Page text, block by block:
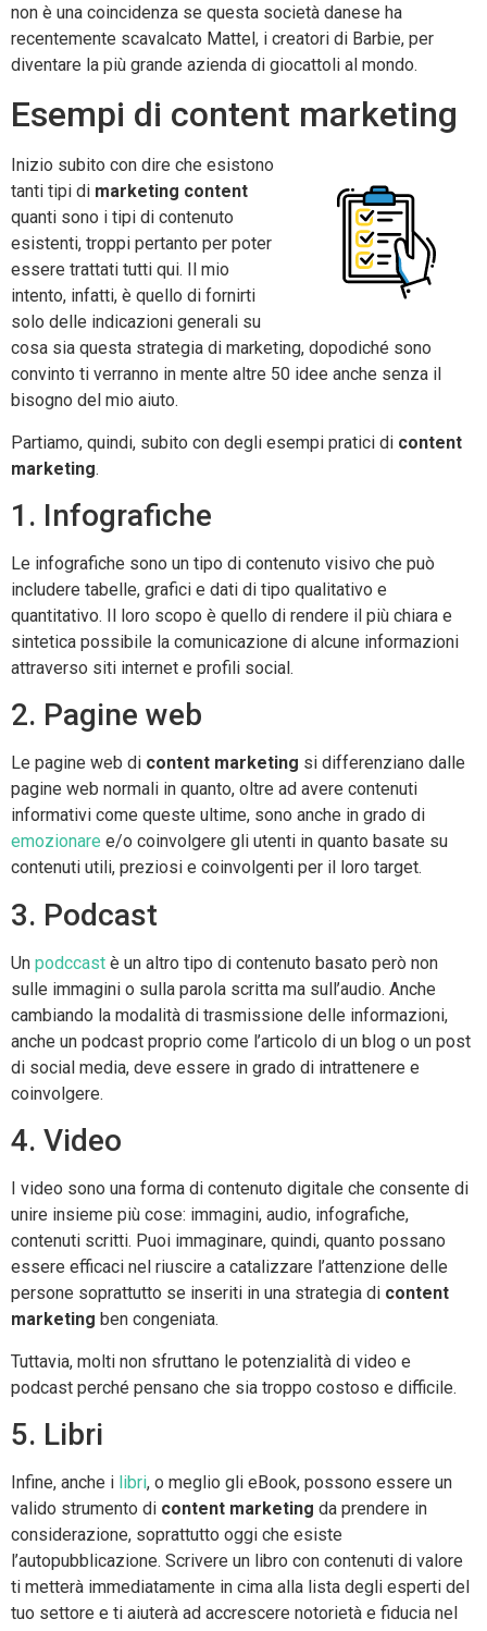
non è una coincidenza se questa società danese ha
recentemente scavalcato Mattel, i creatori di Barbie, per
diventare la più grande azienda di giocattoli al mondo.
Esempi di content marketing
Inizio subito con dire che esistono
tanti tipi di marketing content
quanti sono i tipi di contenuto
esistenti, troppi pertanto per poter
essere trattati tutti qui. Il mio
intento, infatti, è quello di fornirti
solo delle indicazioni generali su
cosa sia questa strategia di marketing, dopodiché sono
convinto ti verranno in mente altre 50 idee anche senza il
bisogno del mio aiuto.
Partiamo, quindi, subito con degli esempi pratici di content
marketing.
1. Infografiche
Le infografiche sono un tipo di contenuto visivo che può
includere tabelle, grafici e dati di tipo qualitativo e
quantitativo. Il loro scopo è quello di rendere il più chiara e
sintetica possibile la comunicazione di alcune informazioni
attraverso siti internet e profili social.
2. Pagine web
Le pagine web di content marketing si differenziano dalle
pagine web normali in quanto, oltre ad avere contenuti
informativi come queste ultime, sono anche in grado di
emozionare e/o coinvolgere gli utenti in quanto basate su
contenuti utili, preziosi e coinvolgenti per il loro target.
3. Podcast
Un podccast è un altro tipo di contenuto basato però non
sulle immagini o sulla parola scritta ma sull’audio. Anche
cambiando la modalità di trasmissione delle informazioni,
anche un podcast proprio come l’articolo di un blog o un post
di social media, deve essere in grado di intrattenere e
coinvolgere.
4. Video
I video sono una forma di contenuto digitale che consente di
unire insieme più cose: immagini, audio, infografiche,
contenuti scritti. Puoi immaginare, quindi, quanto possano
essere efficaci nel riuscire a catalizzare l’attenzione delle
persone soprattutto se inseriti in una strategia di content
marketing ben congeniata.
Tuttavia, molti non sfruttano le potenzialità di video e
podcast perché pensano che sia troppo costoso e difficile.
5. Libri
Infine, anche i libri, o meglio gli eBook, possono essere un
valido strumento di content marketing da prendere in
considerazione, soprattutto oggi che esiste
l’autopubblicazione. Scrivere un libro con contenuti di valore
ti metterà immediatamente in cima alla lista degli esperti del
tuo settore e ti aiuterà ad accrescere notorietà e fiducia nel